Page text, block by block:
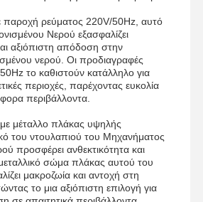
παροχή ρεύματος 220V/50Hz, αυτό
Νερού εξασφαλίζει
αξιόπιστη απόδοση στην
νερού. Οι προδιαγραφές
το καθιστούν κατάλληλο για
περιοχές, παρέχοντας ευκολία
περιβάλλοντα.
μέταλλο πλάκας υψηλής
του ντουλαπιού του Μηχανήματος
προσφέρει ανθεκτικότητα και
σώμα πλάκας αυτού του
μακροζωία και αντοχή στη
το μια αξιόπιστη επιλογή για